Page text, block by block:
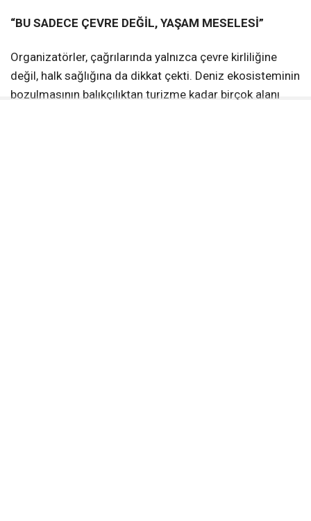
“BU SADECE ÇEVRE DEĞİL, YAŞAM MESELESİ”
Organizatörler, çağrılarında yalnızca çevre kirliliğine
değil, halk sağlığına da dikkat çekti. Deniz ekosisteminin
bozulmasının balıkçılıktan turizme kadar birçok alanı